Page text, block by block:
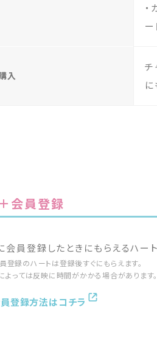
ー
入
チ
に
会員登録
員登録したときにもらえるハート
録のハートは登録後すぐにもらえます。
っては反映に時間がかかる場合があります。
登録方法はコチラ